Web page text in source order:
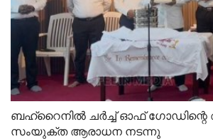
ബഹ്റൈനിൽ ചർച്ച് ഓഫ് ഗോഡിന്റെ
സംയുക്ത ആരാധന നടന്നു